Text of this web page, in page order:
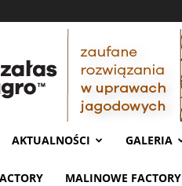
AKTUALNOŚCI GALERIA
MALINOWE FACTORY